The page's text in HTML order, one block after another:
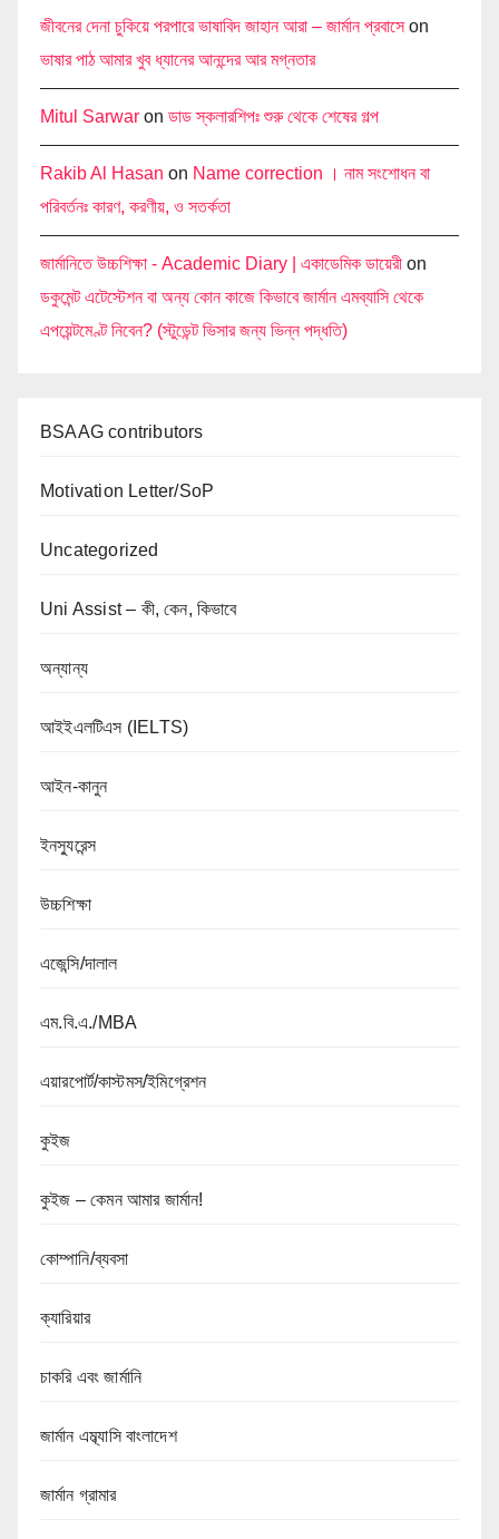
জীবনের দেনা চুকিয়ে পরপারে ভাষাবিদ জাহান আরা – জার্মান প্রবাসেon
ভাষার পাঠ আমার খুব ধ্যানের আনন্দের আর মগ্নতার
Mitul Sarwar on ডাড স্কলারশিপঃ শুরু থেকে শেষের গল্প
Rakib Al Hasan on Name correction । নাম সংশোধন বা
পরিবর্তনঃ কারণ, করণীয়, ও সতর্কতা
জার্মানিতে উচ্চশিক্ষা - Academic Diary | একাডেমিক ডায়েরী on
ডকুমেন্ট এটেস্টেশন বা অন্য কোন কাজে কিভাবে জার্মান এমব্যাসি থেকে
এপয়েন্টমেণ্ট নিবেন? (স্টুডেন্ট ভিসার জন্য ভিন্ন পদ্ধতি)
BSAAG contributors
Motivation Letter/SoP
Uncategorized
Uni Assist – কী, কেন, কিভাবে
অন্যান্য
আইইএলটিএস (IELTS)
আইন-কানুন
ইনস্যুরেন্স
উচ্চশিক্ষা
এজেন্সি/দালাল
এম.বি.এ./MBA
এয়ারপোর্ট/কাস্টমস/ইমিগ্রেশন
কুইজ
কুইজ – কেমন আমার জার্মান!
কোম্পানি/ব্যবসা
ক্যারিয়ার
চাকরি এবং জার্মানি
জার্মান এম্ব্যাসি বাংলাদেশ
জার্মান গ্রামার